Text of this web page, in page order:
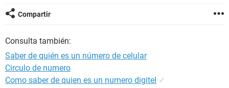
Compartir
Consulta también:
Saber de quién es un número de celular
Circulo de numero
Como saber de quien es un numero digitel ✓